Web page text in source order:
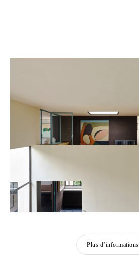
Plus d’informations